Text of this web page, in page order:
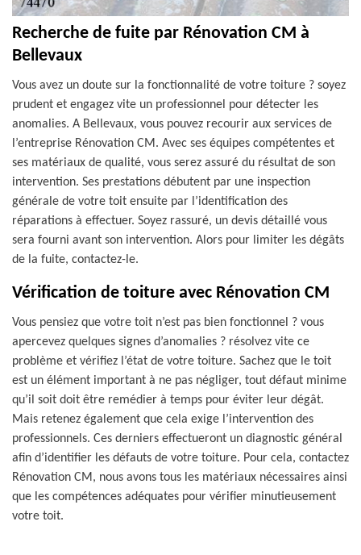
Recherche de fuite par Rénovation CM à
Bellevaux
Vous avez un doute sur la fonctionnalité de votre toiture ? soyez
prudent et engagez vite un professionnel pour détecter les
anomalies. A Bellevaux, vous pouvez recourir aux services de
l’entreprise Rénovation CM. Avec ses équipes compétentes et
ses matériaux de qualité, vous serez assuré du résultat de son
intervention. Ses prestations débutent par une inspection
générale de votre toit ensuite par l’identification des
réparations à effectuer. Soyez rassuré, un devis détaillé vous
sera fourni avant son intervention. Alors pour limiter les dégâts
de la fuite, contactez-le.
Vérification de toiture avec Rénovation CM
Vous pensiez que votre toit n’est pas bien fonctionnel ? vous
apercevez quelques signes d’anomalies ? résolvez vite ce
problème et vérifiez l’état de votre toiture. Sachez que le toit
est un élément important à ne pas négliger, tout défaut minime
qu’il soit doit être remédier à temps pour éviter leur dégât.
Mais retenez également que cela exige l’intervention des
professionnels. Ces derniers effectueront un diagnostic général
afin d’identifier les défauts de votre toiture. Pour cela, contactez
Rénovation CM, nous avons tous les matériaux nécessaires ainsi
que les compétences adéquates pour vérifier minutieusement
votre toit.